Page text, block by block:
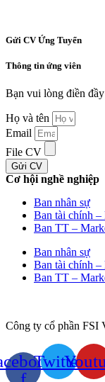
Gửi CV Ứng Tuyển
Thông tin ứng viên
Bạn vui lòng điền
Họ và tên
Email
File CV
Gửi CV
Cơ hội nghề nghiệp
Ban nhân sự
Ban tài chính –
Ban TT –
Ban nhân sự
Ban tài chính –
Ban TT –
Công ty cổ phần FSI
Twitter